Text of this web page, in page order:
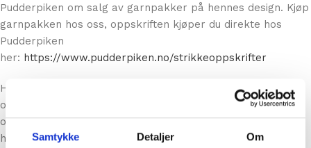
Samtykke Detaljer Om
Pudderpiken om salg av garnpakker på hennes design. Kjøp
garnpakken hos oss, oppskriften kjøper du direkte hos
Pudderpiken
her: https://www.pudderpiken.no/strikkeoppskrifter
Hvis ønskelig legger vi ved utskrift/papirformat av
oppskriften når vi sender deg garnpakken hvis du sender
oss Vipps kvittering på at du har kjøpt oppskriften. Send til:
hallo@annige.no.